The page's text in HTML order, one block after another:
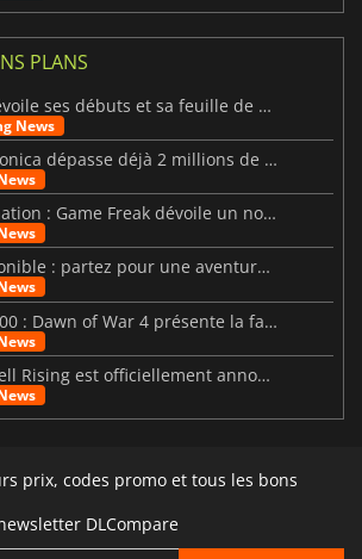
PLANS
MARVEL Tōkon dévoile ses débuts et sa feuille de route
News
Resident Evil: Veronica dépasse déjà 2 millions de wishlists
Beast of Reincarnation : Game Freak dévoile un nouveau pari
Big Walk est disponible : partez pour une aventure entre amis
Warhammer 40 000 : Dawn of War 4 présente la faction des Nécrons
Le DLC Nioh 3 : Hell Rising est officiellement annoncé
prix, codes promo et tous les bons
DLCompare